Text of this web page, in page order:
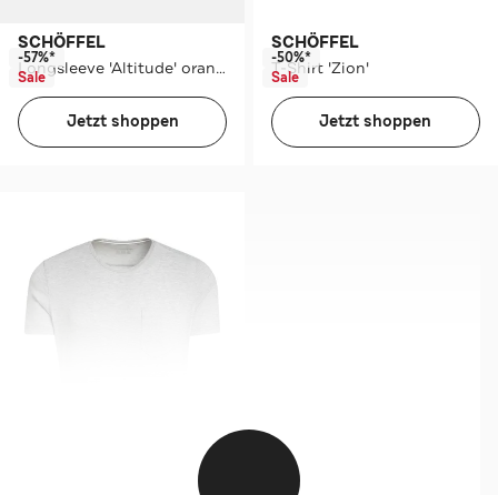
SCHÖFFEL
Longsleeve 'Altitude' orange gemustert
-57%*
Sale
Jetzt shoppen
SCHÖFFEL
T-Shirt 'Zion'
-50%*
Sale
Jetzt shoppen